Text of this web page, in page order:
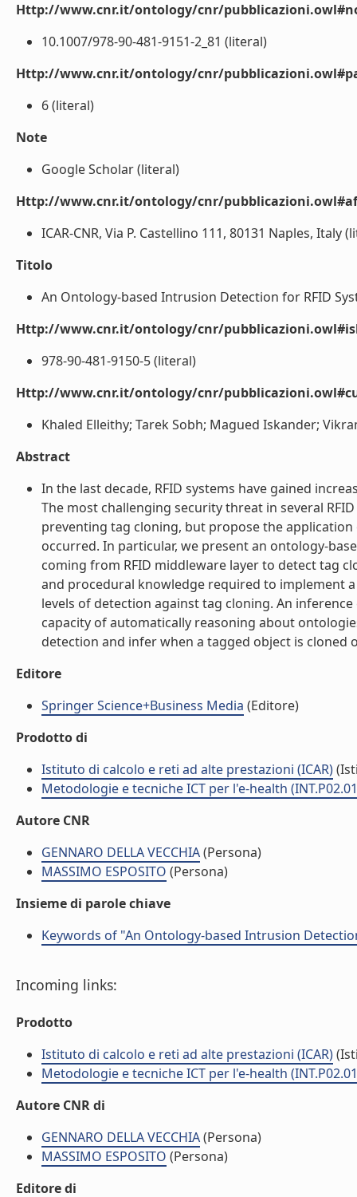
Http://www.cnr.it/ontology/cnr/
10.1007/978-90-481-9151-2_81 (literal)
Http://www.cnr.it/ontology/cnr/
6 (literal)
Note
Google Scholar (literal)
Http://www.cnr.it/ontology/cnr/
ICAR-CNR, Via P. Castellino 111, 80131 Naples, Italy
Titolo
An Ontology-based Intrusion Detection for RFID
Http://www.cnr.it/ontology/cnr/
978-90-481-9150-5 (literal)
Http://www.cnr.it/ontology/cnr/
Khaled Elleithy; Tarek Sobh; Magued Iskander;
Abstract
In the last decade, RFID systems have gained
The most challenging security threat in several
preventing tag cloning, but propose the
occurred. In particular, we present an ontology-
coming from RFID middleware layer to detect tag
and procedural knowledge required to implement
levels of detection against tag cloning. An
capacity of automatically reasoning about
detection and infer when a tagged object is cloned
Editore
Springer Science+Business Media (Editore)
Prodotto di
Istituto di calcolo e reti ad alte prestazioni (ICAR)
Metodologie e tecniche ICT per l'e-health
Autore CNR
GENNARO DELLA VECCHIA(Persona)
MASSIMO ESPOSITO (Persona)
Insieme di parole chiave
Keywords of "An Ontology-based Intrusion
Incoming links:
Prodotto
Istituto di calcolo e reti ad alte prestazioni (ICAR)
Metodologie e tecniche ICT per l'e-health
Autore CNR di
GENNARO DELLA VECCHIA(Persona)
MASSIMO ESPOSITO (Persona)
Editore di